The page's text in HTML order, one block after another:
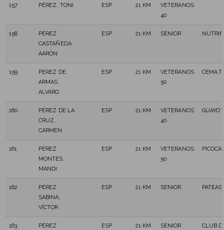
157 PÉREZ, TONI ESP 21 KM
VETERANOS
40
158
PÉREZ
CASTAÑEDA,
AARÓN
ESP 21 KM SENIOR
159
PEREZ DE
ARMAS,
ALVARO
ESP 21 KM
VETERANOS
50
160
PÉREZ DE LA
CRUZ,
CARMEN
ESP 21 KM
VETERANOS
40
161
PÉREZ
MONTES,
MANDI
ESP 21 KM
VETERANOS
50
162
PÉREZ
SABINA,
VÍCTOR
ESP 21 KM SENIOR
163
PÉREZ
ESP 21 KM SENIOR
CLUB